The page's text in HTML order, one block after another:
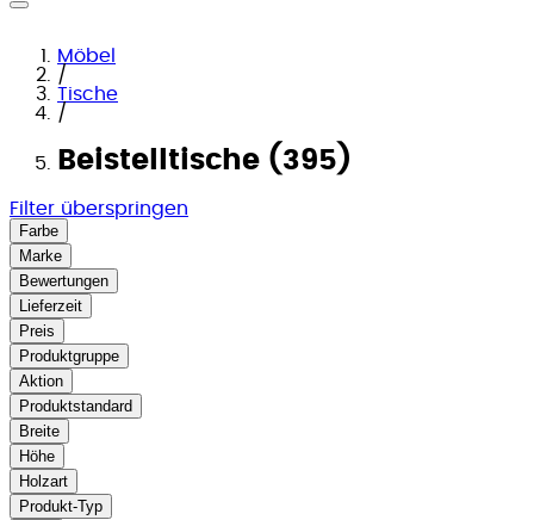
Möbel
/
Tische
/
Beistelltische (395)
Filter überspringen
Farbe
Marke
Bewertungen
Lieferzeit
Preis
Produktgruppe
Aktion
Produktstandard
Breite
Höhe
Holzart
Produkt-Typ